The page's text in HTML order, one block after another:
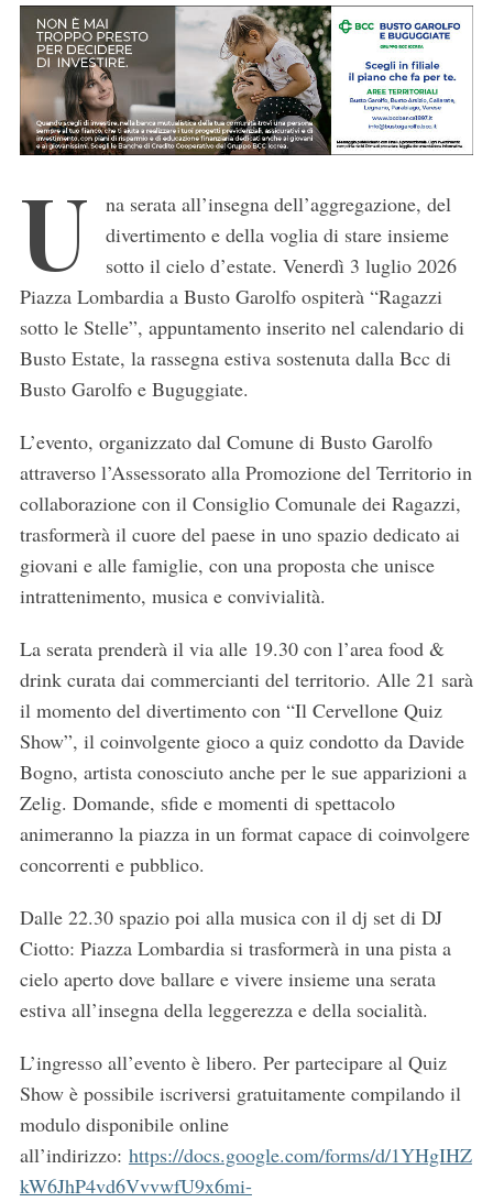
U
na serata all’insegna dell’aggregazione, del
divertimento e della voglia di stare insieme
sotto il cielo d’estate. Venerdì 3 luglio 2026
Piazza Lombardia a Busto Garolfo ospiterà “Ragazzi
sotto le Stelle”, appuntamento inserito nel calendario di
Busto Estate, la rassegna estiva sostenuta dalla Bcc di
Busto Garolfo e Buguggiate.
L’evento, organizzato dal Comune di Busto Garolfo
attraverso l’Assessorato alla Promozione del Territorio in
collaborazione con il Consiglio Comunale dei Ragazzi,
trasformerà il cuore del paese in uno spazio dedicato ai
giovani e alle famiglie, con una proposta che unisce
intrattenimento, musica e convivialità.
La serata prenderà il via alle 19.30 con l’area food &
drink curata dai commercianti del territorio. Alle 21 sarà
il momento del divertimento con “Il Cervellone Quiz
Show”, il coinvolgente gioco a quiz condotto da Davide
Bogno, artista conosciuto anche per le sue apparizioni a
Zelig. Domande, sfide e momenti di spettacolo
animeranno la piazza in un format capace di coinvolgere
concorrenti e pubblico.
Dalle 22.30 spazio poi alla musica con il dj set di DJ
Ciotto: Piazza Lombardia si trasformerà in una pista a
cielo aperto dove ballare e vivere insieme una serata
estiva all’insegna della leggerezza e della socialità.
L’ingresso all’evento è libero. Per partecipare al Quiz
Show è possibile iscriversi gratuitamente compilando il
modulo disponibile online
all’indirizzo: https://docs.google.com/forms/d/1YHgIHZ
kW6JhP4vd6VvvwfU9x6mi-